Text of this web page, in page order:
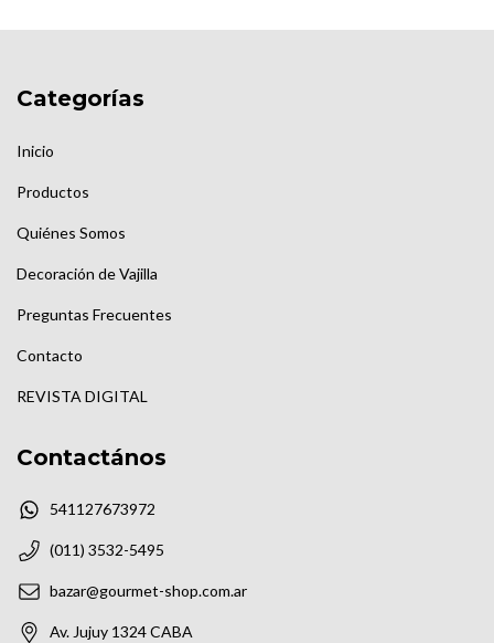
Categorías
Inicio
Productos
Quiénes Somos
Decoración de Vajilla
Preguntas Frecuentes
Contacto
REVISTA DIGITAL
Contactános
541127673972
(011) 3532-5495
bazar@gourmet-shop.com.ar
Av. Jujuy 1324 CABA